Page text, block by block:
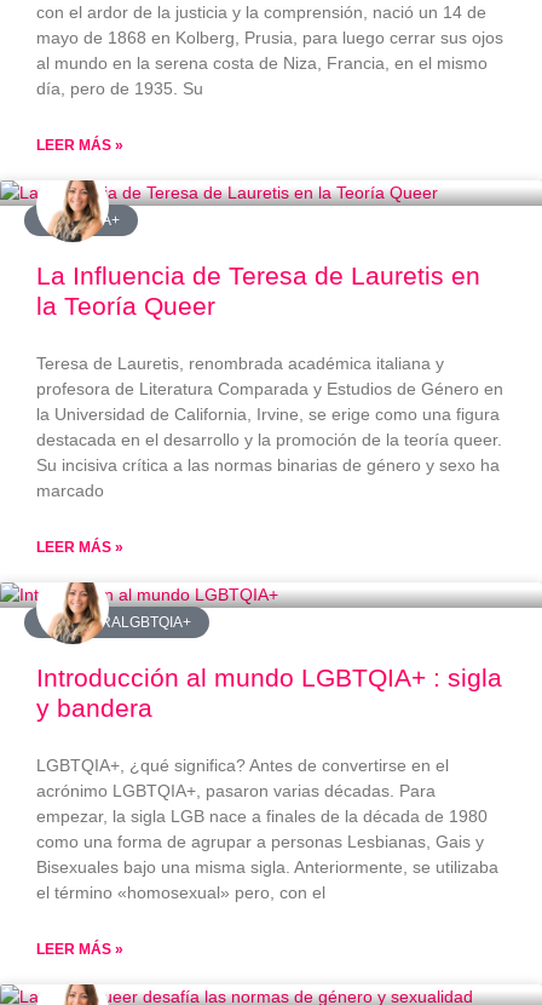
con el ardor de la justicia y la comprensión, nació un 14 de
mayo de 1868 en Kolberg, Prusia, para luego cerrar sus ojos
al mundo en la serena costa de Niza, Francia, en el mismo
día, pero de 1935. Su
LEER MÁS »
#LGBTQIA+
La Influencia de Teresa de Lauretis en
la Teoría Queer
Teresa de Lauretis, renombrada académica italiana y
profesora de Literatura Comparada y Estudios de Género en
la Universidad de California, Irvine, se erige como una figura
destacada en el desarrollo y la promoción de la teoría queer.
Su incisiva crítica a las normas binarias de género y sexo ha
marcado
LEER MÁS »
#BANDERALGBTQIA+
Introducción al mundo LGBTQIA+ : sigla
y bandera
LGBTQIA+, ¿qué significa? Antes de convertirse en el
acrónimo LGBTQIA+, pasaron varias décadas. Para
empezar, la sigla LGB nace a finales de la década de 1980
como una forma de agrupar a personas Lesbianas, Gais y
Bisexuales bajo una misma sigla. Anteriormente, se utilizaba
el término «homosexual» pero, con el
LEER MÁS »